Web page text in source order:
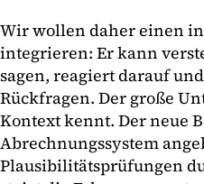
Wir wollen daher einen
integrieren: Er kann
sagen, reagiert darauf
Rückfragen. Der große
Kontext kennt. Der neue
Abrechnungssystem
Plausibilitätsprüfungen